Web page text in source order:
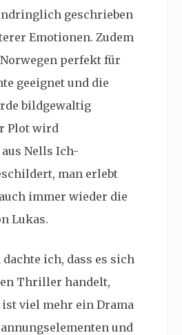
geschrieben
Emotionen. Zudem
perfekt für
geeignet und die
bildgewaltig
Plot wird
Nells Ich-
man erlebt
immer wieder die
Lukas.
dachte ich, dass es sich
Thriller handelt,
ist viel mehr ein Drama
und